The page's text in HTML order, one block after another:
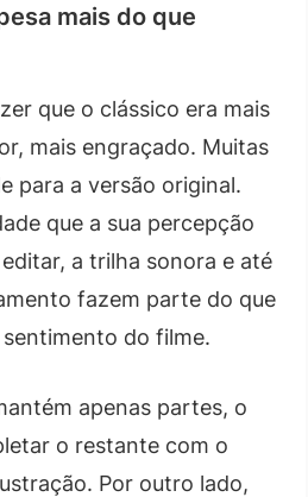
mais do que
que o clássico era mais
mais engraçado. Muitas
para a versão original.
que a sua percepção
a trilha sonora e até
fazem parte do que
do filme.
apenas partes, o
o restante com o
Por outro lado,